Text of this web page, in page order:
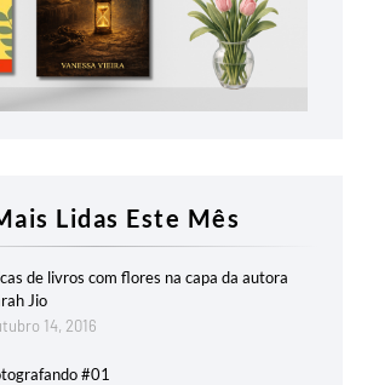
Lidas Este Mês
de livros com flores na capa da autora
Jio
14, 2016
#01